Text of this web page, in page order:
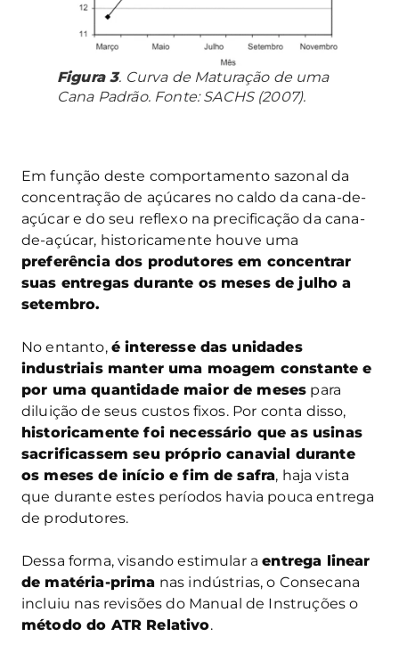
Figura 3. Curva de Maturação de uma
Cana Padrão. Fonte: SACHS (2007).
Em função deste comportamento sazonal da
concentração de açúcares no caldo da cana-de-
açúcar e do seu reflexo na precificação da cana-
de-açúcar, historicamente houve uma
preferência dos produtores em concentrar
suas entregas durante os meses de julho a
setembro.
No entanto, é interesse das unidades
industriais manter uma moagem constante e
por uma quantidade maior de meses para
diluição de seus custos fixos. Por conta disso,
historicamente foi necessário que as usinas
sacrificassem seu próprio canavial durante
os meses de início e fim de safra, haja vista
que durante estes períodos havia pouca entrega
de produtores.
Dessa forma, visando estimular aentrega linear
de matéria-prima nas indústrias, o Consecana
incluiu nas revisões do Manual de Instruções o
método do ATR Relativo.